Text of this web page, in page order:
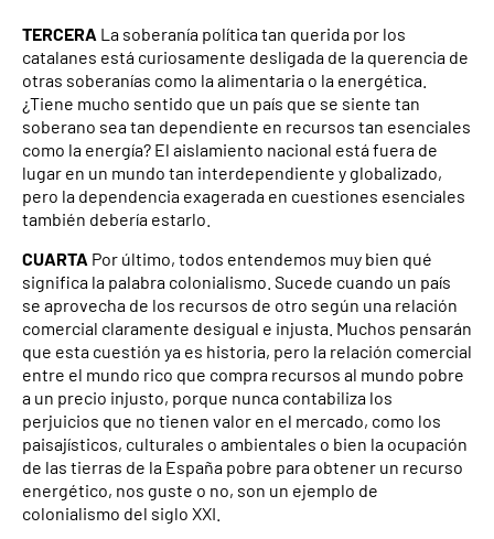
TERCERA La soberanía política tan querida por los
catalanes está curiosamente desligada de la querencia de
otras soberanías como la alimentaria o la energética.
¿Tiene mucho sentido que un país que se siente tan
soberano sea tan dependiente en recursos tan esenciales
como la energía? El aislamiento nacional está fuera de
lugar en un mundo tan interdependiente y globalizado,
pero la dependencia exagerada en cuestiones esenciales
también debería estarlo.
CUARTA Por último, todos entendemos muy bien qué
significa la palabra colonialismo. Sucede cuando un país
se aprovecha de los recursos de otro según una relación
comercial claramente desigual e injusta. Muchos pensarán
que esta cuestión ya es historia, pero la relación comercial
entre el mundo rico que compra recursos al mundo pobre
a un precio injusto, porque nunca contabiliza los
perjuicios que no tienen valor en el mercado, como los
paisajísticos, culturales o ambientales o bien la ocupación
de las tierras de la España pobre para obtener un recurso
energético, nos guste o no, son un ejemplo de
colonialismo del siglo XXI.